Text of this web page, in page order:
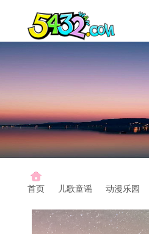
首页 儿歌童谣 动漫乐园